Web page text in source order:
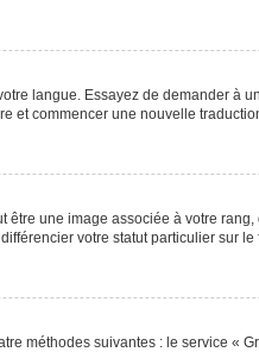
langue. Essayez de demander à
commencer une nouvelle
une image associée à votre
votre statut particulier sur
méthodes suivantes : le service «